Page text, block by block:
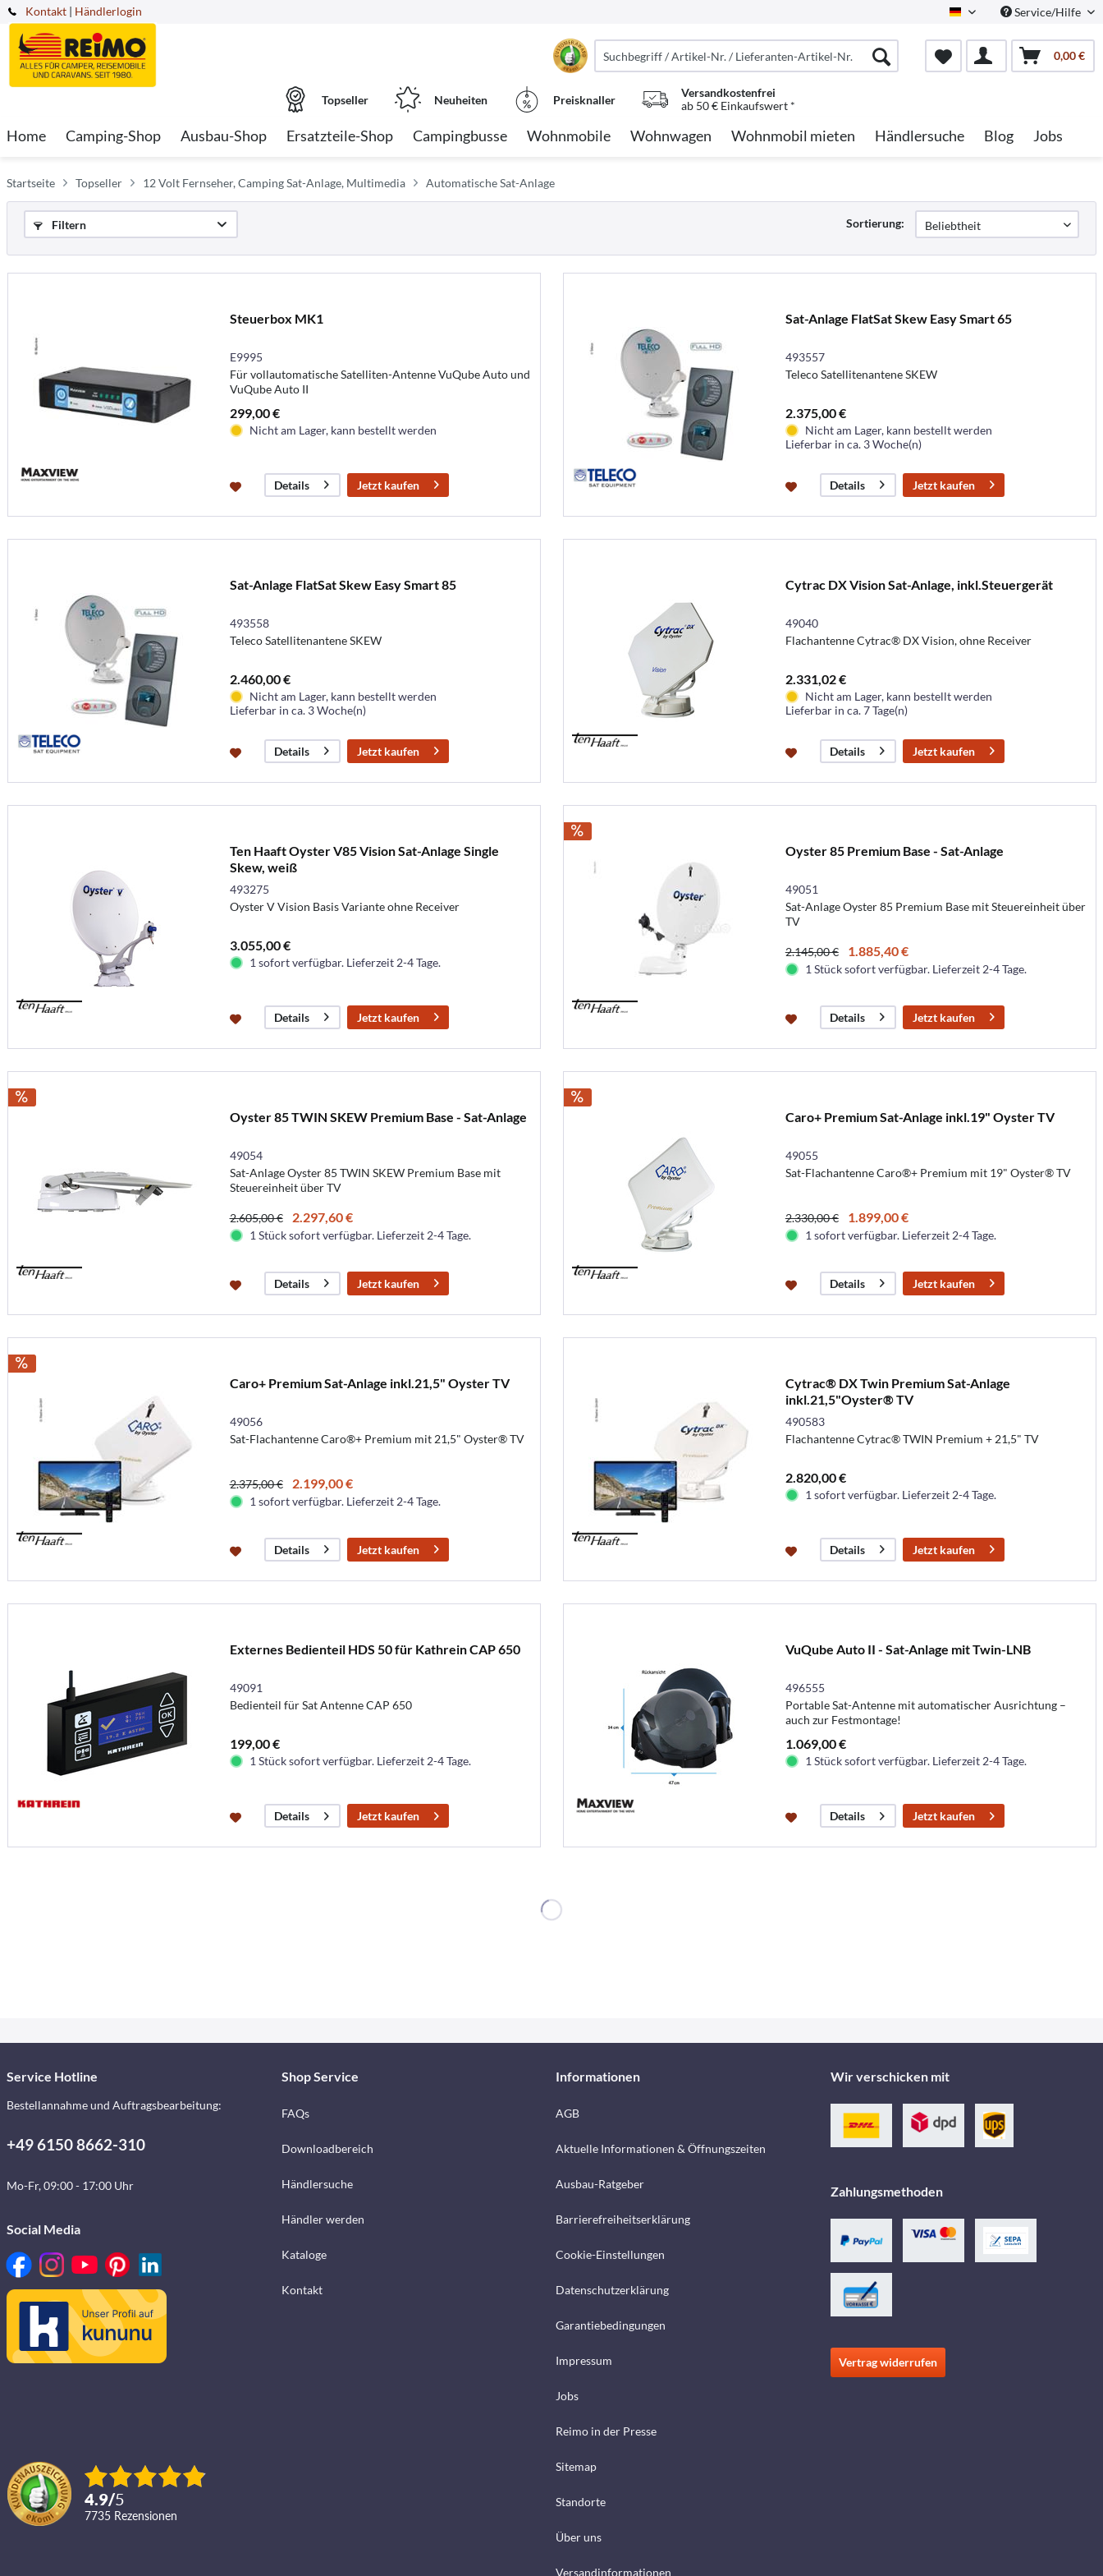
Kontakt German Service/Hilfe
| Händlerlogin
0,00 €
Topseller Neuheiten Preisknaller
Versandkostenfrei
ab 50 € Einkaufswert *
Home Camping-Shop Ausbau-Shop Ersatzteile-Shop Campingbusse Wohnmobile Wohnwagen Wohnmobil mieten Händlersuche Blog Jobs
Startseite Topseller 12 Volt Fernseher, Camping Sat-Anlage, Multimedia Automatische Sat-Anlage
Filtern Sortierung:
Steuerbox MK1
E9995
Für vollautomatische Satelliten-Antenne VuQube Auto und
VuQube Auto II
299,00 €
Nicht am Lager, kann bestellt werden
Details Jetzt kaufen
Sat-Anlage FlatSat Skew Easy Smart 65
493557
Teleco Satellitenantene SKEW
2.375,00 €
Nicht am Lager, kann bestellt werden
Lieferbar in ca. 3 Woche(n)
Details Jetzt kaufen
Sat-Anlage FlatSat Skew Easy Smart 85
493558
Teleco Satellitenantene SKEW
2.460,00 €
Nicht am Lager, kann bestellt werden
Lieferbar in ca. 3 Woche(n)
Details Jetzt kaufen
Cytrac DX Vision Sat-Anlage, inkl.Steuergerät
49040
Flachantenne Cytrac® DX Vision, ohne Receiver
2.331,02 €
Nicht am Lager, kann bestellt werden
Lieferbar in ca. 7 Tage(n)
Details Jetzt kaufen
Ten Haaft Oyster V85 Vision Sat-Anlage Single
Skew, weiß
493275
Oyster V Vision Basis Variante ohne Receiver
3.055,00 €
1 sofort verfügbar. Lieferzeit 2-4 Tage.
Details Jetzt kaufen
Oyster 85 Premium Base - Sat-Anlage
49051
Sat-Anlage Oyster 85 Premium Base mit Steuereinheit über
TV
2.145,00 € 1.885,40 €
1 Stück sofort verfügbar. Lieferzeit 2-4 Tage.
Details Jetzt kaufen
Oyster 85 TWIN SKEW Premium Base - Sat-Anlage
49054
Sat-Anlage Oyster 85 TWIN SKEW Premium Base mit
Steuereinheit über TV
2.605,00 € 2.297,60 €
1 Stück sofort verfügbar. Lieferzeit 2-4 Tage.
Details Jetzt kaufen
Caro+ Premium Sat-Anlage inkl.19" Oyster TV
49055
Sat-Flachantenne Caro®+ Premium mit 19" Oyster® TV
2.330,00 € 1.899,00 €
1 sofort verfügbar. Lieferzeit 2-4 Tage.
Details Jetzt kaufen
Caro+ Premium Sat-Anlage inkl.21,5" Oyster TV
49056
Sat-Flachantenne Caro®+ Premium mit 21,5" Oyster® TV
2.375,00 € 2.199,00 €
1 sofort verfügbar. Lieferzeit 2-4 Tage.
Details Jetzt kaufen
Cytrac® DX Twin Premium Sat-Anlage
inkl.21,5"Oyster® TV
490583
Flachantenne Cytrac® TWIN Premium + 21,5" TV
2.820,00 €
1 sofort verfügbar. Lieferzeit 2-4 Tage.
Details Jetzt kaufen
Externes Bedienteil HDS 50 für Kathrein CAP 650
49091
Bedienteil für Sat Antenne CAP 650
199,00 €
1 Stück sofort verfügbar. Lieferzeit 2-4 Tage.
Details Jetzt kaufen
VuQube Auto II - Sat-Anlage mit Twin-LNB
496555
Portable Sat-Antenne mit automatischer Ausrichtung –
auch zur Festmontage!
1.069,00 €
1 Stück sofort verfügbar. Lieferzeit 2-4 Tage.
Details Jetzt kaufen
Service Hotline
Bestellannahme und Auftragsbearbeitung:
+49 6150 8662-310
Mo-Fr, 09:00 - 17:00 Uhr
Social Media
4.9/5
7735 Rezensionen
Shop Service
FAQs
Downloadbereich
Händlersuche
Händler werden
Kataloge
Kontakt
Informationen
AGB
Aktuelle Informationen & Öffnungszeiten
Ausbau-Ratgeber
Barrierefreiheitserklärung
Cookie-Einstellungen
Datenschutzerklärung
Garantiebedingungen
Impressum
Jobs
Reimo in der Presse
Sitemap
Standorte
Über uns
Versandinformationen
Wir verschicken mit
Zahlungsmethoden
Vertrag widerrufen